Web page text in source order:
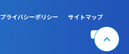
プライバシーポリシー サイトマップ